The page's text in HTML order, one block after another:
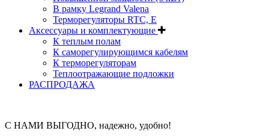
В рамку Legrand Valena
Терморегуляторы RTC, Е
Aксессуары и комплектующие
К теплым полам
К саморегулирующимся кабелям
К терморегуляторам
Теплоотражающие подложки
РАСПРОДАЖА
С НАМИ ВЫГОДНО, надежно, удобно!